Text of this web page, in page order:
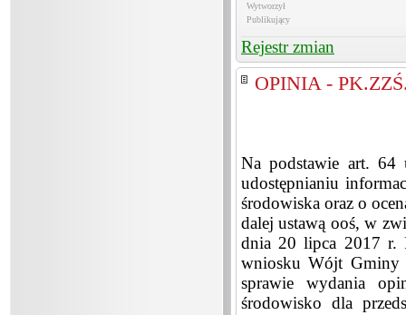
Wytworzył
Publikujący
Rejestr zmian
OPINIA -
Na podstawie art.
udostępnianiu
środowiska oraz o
dalej ustawą ooś, w
dnia 20 lipca 2017 r.
wniosku Wójt Gminy
sprawie wydania
środowisko dla